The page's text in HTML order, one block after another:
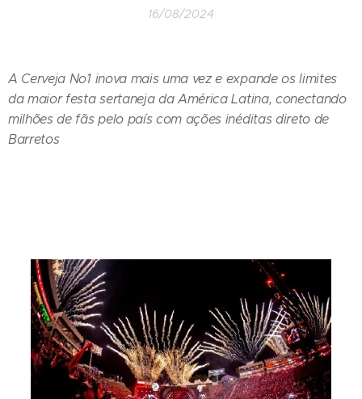
16/08/2024
A Cerveja No1 inova mais uma vez e expande os limites
da maior festa sertaneja da América Latina, conectando
milhões de fãs pelo país com ações inéditas direto de
Barretos